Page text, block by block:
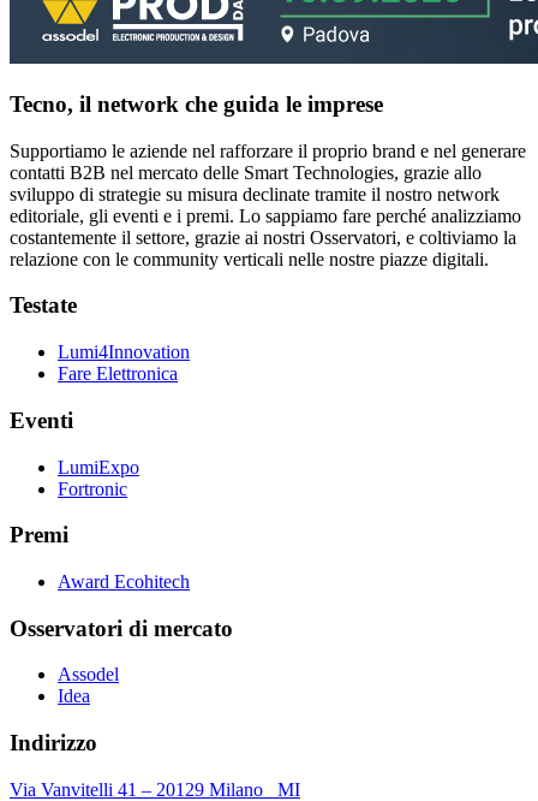
Tecno, il network che guida le imprese
Supportiamo le aziende nel rafforzare il proprio brand e nel generare
contatti B2B nel mercato delle Smart Technologies, grazie allo
sviluppo di strategie su misura declinate tramite il nostro network
editoriale, gli eventi e i premi. Lo sappiamo fare perché analizziamo
costantemente il settore, grazie ai nostri Osservatori, e coltiviamo la
relazione con le community verticali nelle nostre piazze digitali.
Testate
Lumi4Innovation
Fare Elettronica
Eventi
LumiExpo
Fortronic
Premi
Award Ecohitech
Osservatori di mercato
Assodel
Idea
Indirizzo
Via Vanvitelli 41 – 20129 Milano MI